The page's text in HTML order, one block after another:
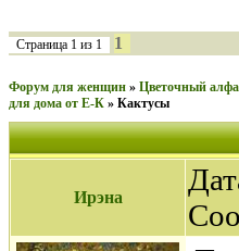
Страница 1 из 1 1
Форум для женщин » Цветочный
для дома от Е-К » Кактусы
Ирэна